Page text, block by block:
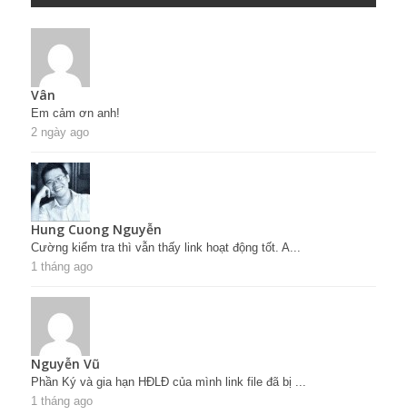
Vân
Em cảm ơn anh!
2 ngày ago
Hung Cuong Nguyễn
Cường kiểm tra thì vẫn thấy link hoạt động tốt. A...
1 tháng ago
Nguyễn Vũ
Phần Ký và gia hạn HĐLĐ của mình link file đã bị ...
1 tháng ago